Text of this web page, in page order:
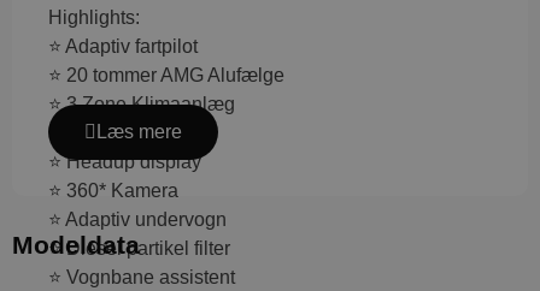
Highlights:
⭐️ Adaptiv fartpilot
⭐️ 20 tommer AMG Alufælge
⭐️ 3 Zone Klimaanlæg
⭐️ El-Soltag
⭐️ Headup display
⭐️ 360* Kamera
⭐️ Adaptiv undervogn
⭐️ Diesel partikel filter
⭐️ Vognbane assistent
Læs mere
Modeldata